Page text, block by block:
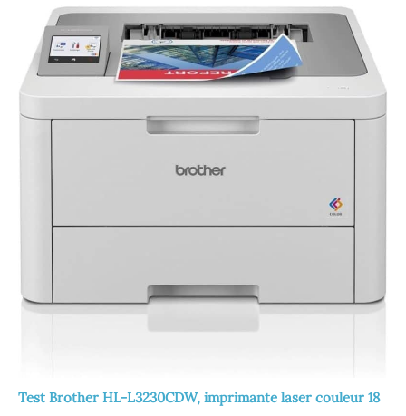
Test Brother HL-L3230CDW, imprimante laser couleur 18